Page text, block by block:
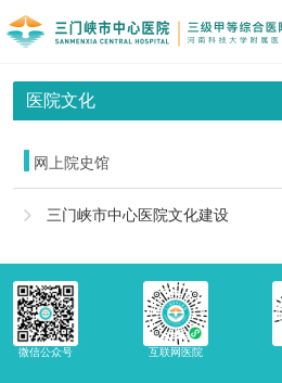
医院文化
网上院史馆
三门峡市中心医院文化建设
微信公众号 互联网医院